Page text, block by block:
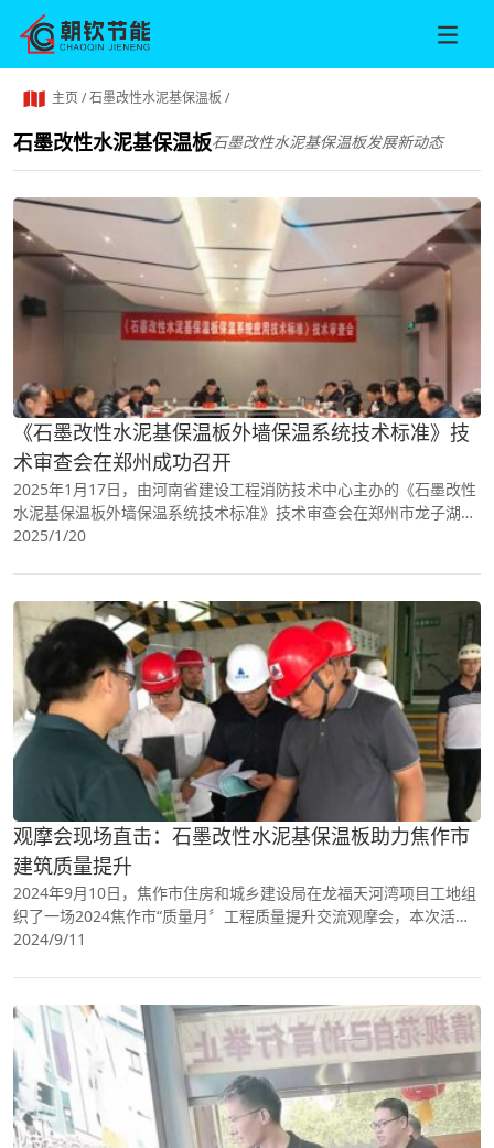
主页/石墨改性水泥基保温板 /
石墨改性水泥基保温板石墨改性水泥基保温板发展新动态
《石墨改性水泥基保温板外墙保温系统技术标准》技
术审查会在郑州成功召开
2025年1月17日，由河南省建设工程消防技术中心主办的《石墨改性
水泥基保温板外墙保温系统技术标准》技术审查会在郑州市龙子湖亚
朵酒店隆重召开。本次会议聚集了来自政府机构、科研单位、高等院
2025/1/20
观摩会现场直击：石墨改性水泥基保温板助力焦作市
建筑质量提升
2024年9月10日，焦作市住房和城乡建设局在龙福天河湾项目工地组
织了一场2024焦作市“质量月〞工程质量提升交流观摩会，本次活动
吸引了来自市住建局、各县市区住建局以及众多建设开发、建筑、监
2024/9/11